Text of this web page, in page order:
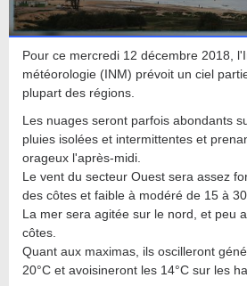
Pour ce mercredi 12 décembre 2018,
météorologie (INM) prévoit un ciel
plupart des régions.
Les nuages seront parfois abondants
pluies isolées et intermittentes et
orageux l'après-midi.
Le vent du secteur Ouest sera assez
des côtes et faible à modéré de 15 à
La mer sera agitée sur le nord, et peu
côtes.
Quant aux maximas, ils oscilleront
20°C et avoisineront les 14°C sur les